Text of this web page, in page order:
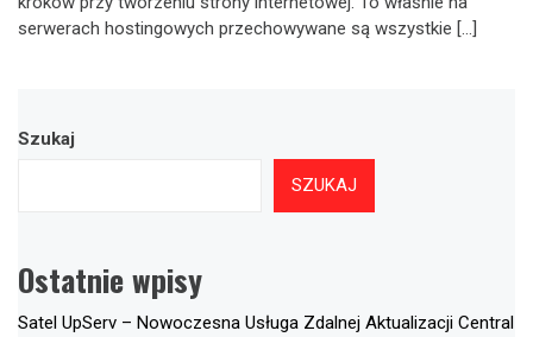
serwerach hostingowych przechowywane są wszystkie […]
Szukaj
SZUKAJ
Ostatnie wpisy
Satel UpServ – Nowoczesna Usługa Zdalnej Aktualizacji Central